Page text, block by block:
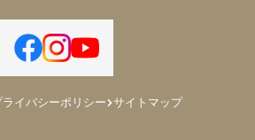
ライバシーポリシー サイトマップ